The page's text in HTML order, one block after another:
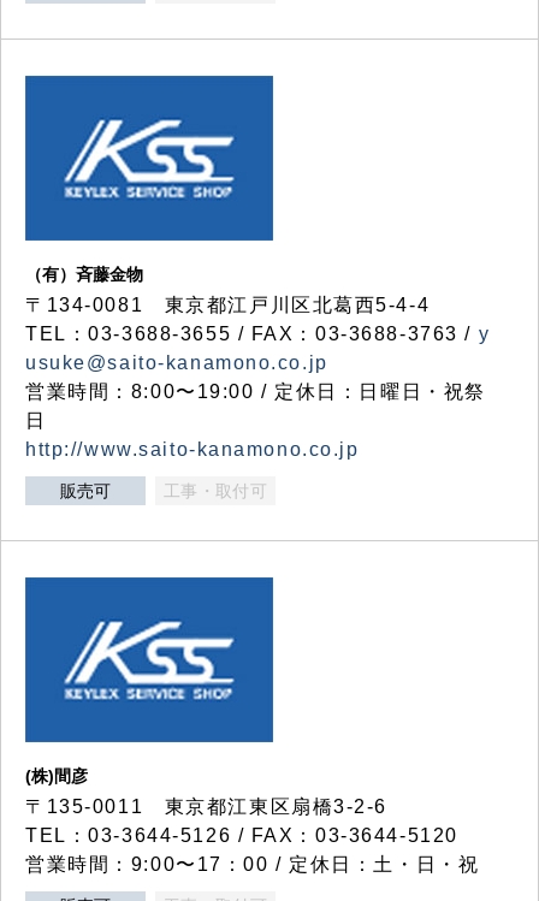
（有）斉藤金物
〒134-0081 東京都江戸川区北葛西5-4-4
TEL：03-3688-3655 / FAX：03-3688-3763 / y
usuke@saito-kanamono.co.jp
営業時間：8:00〜19:00 / 定休日：日曜日・祝祭
日
http://www.saito-kanamono.co.jp
販売可 工事・取付可
(株)間彦
〒135-0011 東京都江東区扇橋3-2-6
TEL：03-3644-5126 / FAX：03-3644-5120
営業時間：9:00〜17：00 / 定休日：土・日・祝